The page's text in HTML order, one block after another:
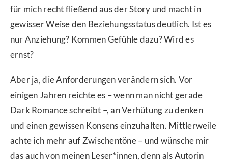
für mich recht fließend aus der Story und macht in
gewisser Weise den Beziehungsstatus deutlich. Ist es
nur Anziehung? Kommen Gefühle dazu? Wird es
ernst?
Aber ja, die Anforderungen verändern sich. Vor
einigen Jahren reichte es – wenn man nicht gerade
Dark Romance schreibt –, an Verhütung zu denken
und einen gewissen Konsens einzuhalten. Mittlerweile
achte ich mehr auf Zwischentöne – und wünsche mir
das auch von meinen Leser*innen, denn als Autorin